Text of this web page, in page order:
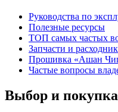
Руководства по
Полезные ресурсы
ТОП самых частых
Запчасти и
Прошивка «Ашан
Частые вопросы
Выбор и покупка